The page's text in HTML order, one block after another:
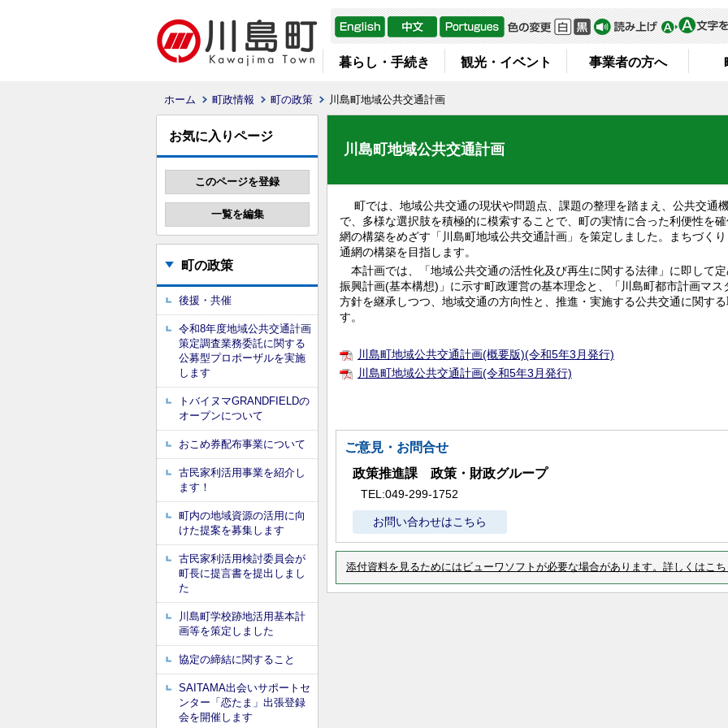
暮らし・手続き 観光・イベント 事業者の方へ
ホーム 町政情報 町の政策 川島町地域公共交通計画
お気に入りページ
町の政策
後援・共催
令和8年度地域公共交通計画
策定調査業務委託に関する
公募型プロポーザルを実施
します
トバイヌマGRANDFIELDの
オープンについて
おこめ券配布事業について
古民家利活用事業を紹介し
ます！
町内の地域資源の活用に向
けた提案を募集します
古民家利活用検討委員会が
町長に提言書を提出しまし
た
川島町学校跡地活用基本計
画等を策定しました
協定の締結に関すること
SAITAMA出会いサポートセ
ンター「恋たま」出張登録
会を開催します
川島町地域公共交通計画
町では、地域公共交通の現状や問題点、課題の整理を踏まえ、公共交通
で、多様な選択肢を積極的に模索することで、町の実情に合った利便性を
網の構築をめざす「川島町地域公共交通計画」を策定しました。まちづく
通網の構築を目指します。
本計画では、「地域公共交通の活性化及び再生に関する法律」に即して
振興計画(基本構想)」に示す町政運営の基本理念と、「川島町都市計画マ
方針を継承しつつ、地域交通の方向性と、推進・実施する公共交通に関す
す。
川島町地域公共交通計画(概要版)(令和5年3月発行)
川島町地域公共交通計画(令和5年3月発行)
ご意見・お問合せ
政策推進課 政策・財政グループ
TEL:049-299-1752
お問い合わせはこちら
添付資料を見るためにはビューワソフトが必要な場合があります。詳しくはこち